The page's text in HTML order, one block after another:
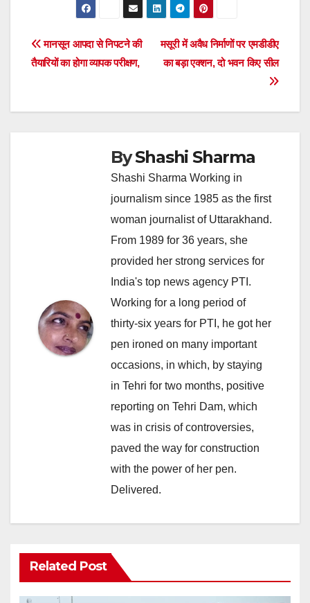
Post
navigation
मसूरी में अवैध निर्माणों पर एमडीडीए
का बड़ा एक्शन, दो भवन किए सील
मानसून आपदा से निपटने की
तैयारियों का होगा व्यापक परीक्षण,
ByShashi Sharma
Shashi Sharma Working in
journalism since 1985 as the first
woman journalist of Uttarakhand.
From 1989 for 36 years, she
provided her strong services for
India's top news agency PTI.
Working for a long period of
thirty-six years for PTI, he got her
pen ironed on many important
occasions, in which, by staying
in Tehri for two months, positive
reporting on Tehri Dam, which
was in crisis of controversies,
paved the way for construction
with the power of her pen.
Delivered.
Related Post